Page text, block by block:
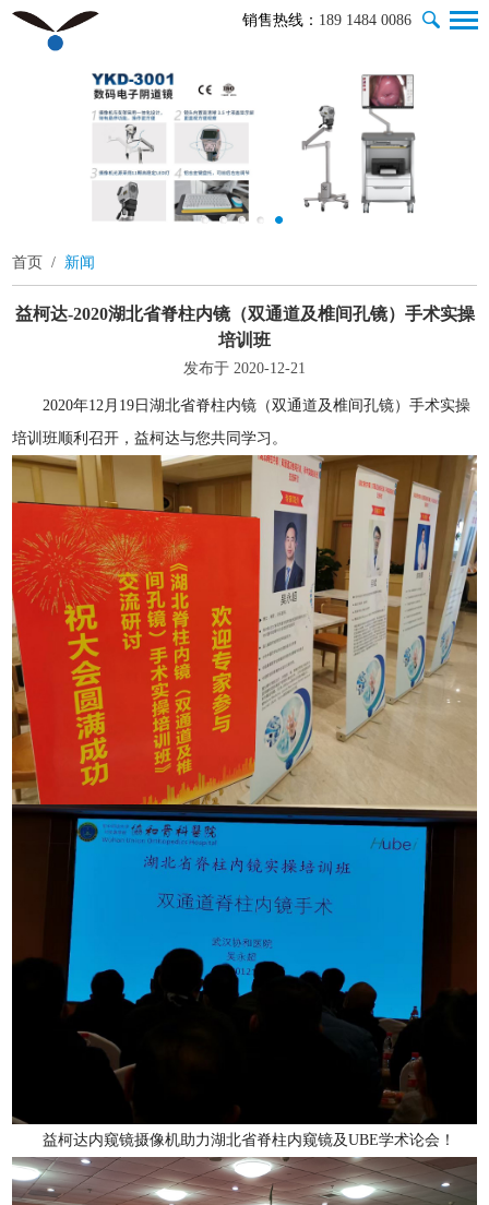
销售热线： 189 1484 0086
首页 / 新闻
益柯达-2020湖北省脊柱内镜（双通道及椎间孔镜）手术实操
培训班
发布于 2020-12-21
2020年12月19日湖北省脊柱内镜（双通道及椎间孔镜）手术实操
培训班顺利召开，益柯达与您共同学习。
益柯达内窥镜摄像机助力湖北省脊柱内窥镜及UBE学术论会！